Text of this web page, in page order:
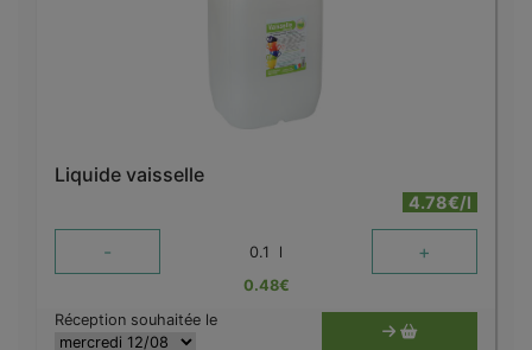
Liquide vaisselle
4.78€/l
- 0.1 l +
0.48€
Réception souhaitée le